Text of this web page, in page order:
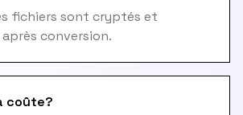
fichiers sont cryptés et
conversion.
coûte?